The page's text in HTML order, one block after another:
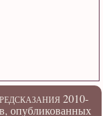
2010-
опубликованных